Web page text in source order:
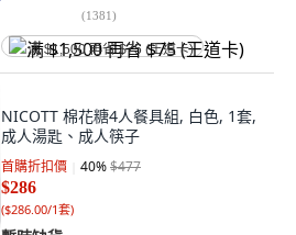
(1381)
满 $1,500 再省 $75 (王道卡)
NICOTT 棉花糖4人餐具組, 白色, 1套,
成人湯匙、成人筷子
首購折扣價 40%$477
$286
($286.00/1套)